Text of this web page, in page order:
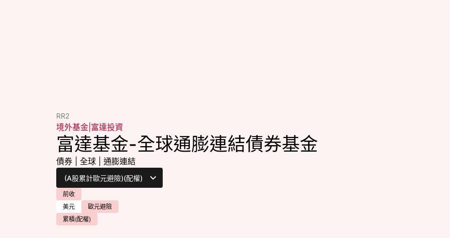
RR2
境外基金 富達投資
富達基金-全球通膨連結債券基金
債券 全球 通膨連結
前收
美元
歐元避險
累積(配權)